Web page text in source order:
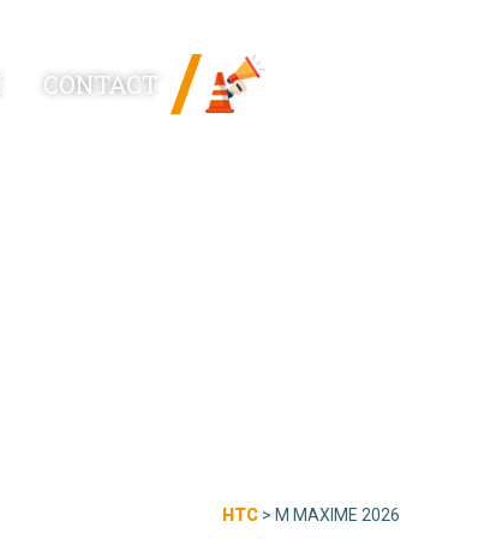
CONTACT
HTC > M MAXIME 2026